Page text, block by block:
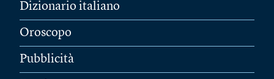
Dizionario italiano
Oroscopo
Pubblicità